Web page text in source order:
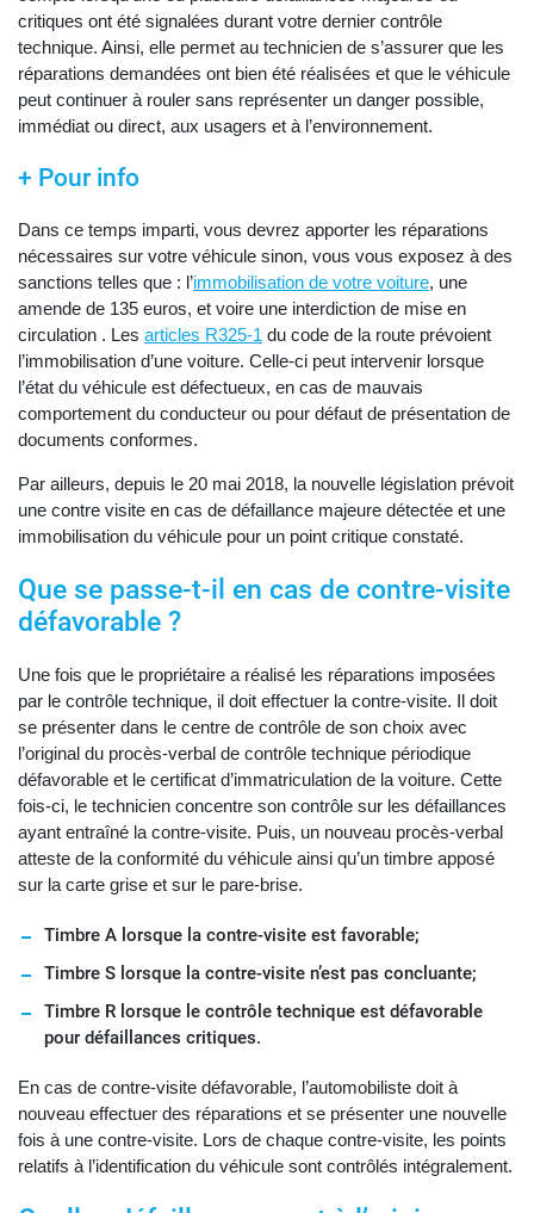
critiques ont été signalées durant votre dernier contrôle
technique. Ainsi, elle permet au technicien de s’assurer que les
réparations demandées ont bien été réalisées et que le véhicule
peut continuer à rouler sans représenter un danger possible,
immédiat ou direct, aux usagers et à l’environnement.
+ Pour info
Dans ce temps imparti, vous devrez apporter les réparations
nécessaires sur votre véhicule sinon, vous vous exposez à des
sanctions telles que : l’immobilisation de votre voiture, une
amende de 135 euros, et voire une interdiction de mise en
circulation . Les articles R325-1 du code de la route prévoient
l’immobilisation d’une voiture. Celle-ci peut intervenir lorsque
l’état du véhicule est défectueux, en cas de mauvais
comportement du conducteur ou pour défaut de présentation de
documents conformes.
Par ailleurs, depuis le 20 mai 2018, la nouvelle législation prévoit
une contre visite en cas de défaillance majeure détectée et une
immobilisation du véhicule pour un point critique constaté.
Que se passe-t-il en cas de contre-visite
défavorable ?
Une fois que le propriétaire a réalisé les réparations imposées
par le contrôle technique, il doit effectuer la contre-visite. Il doit
se présenter dans le centre de contrôle de son choix avec
l’original du procès-verbal de contrôle technique périodique
défavorable et le certificat d’immatriculation de la voiture. Cette
fois-ci, le technicien concentre son contrôle sur les défaillances
ayant entraîné la contre-visite. Puis, un nouveau procès-verbal
atteste de la conformité du véhicule ainsi qu’un timbre apposé
sur la carte grise et sur le pare-brise.
Timbre A lorsque la contre-visite est favorable;
Timbre S lorsque la contre-visite n’est pas concluante;
Timbre R lorsque le contrôle technique est défavorable
pour défaillances critiques.
En cas de contre-visite défavorable, l’automobiliste doit à
nouveau effectuer des réparations et se présenter une nouvelle
fois à une contre-visite. Lors de chaque contre-visite, les points
relatifs à l’identification du véhicule sont contrôlés intégralement.